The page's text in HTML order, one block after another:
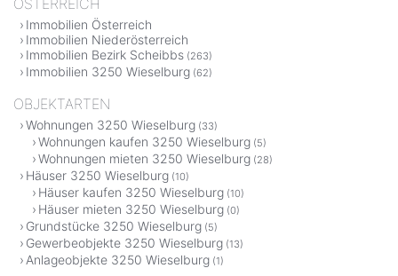
Immobilien Österreich
Immobilien Niederösterreich
Immobilien Bezirk Scheibbs (263)
Immobilien 3250 Wieselburg (62)
OBJEKTARTEN
Wohnungen 3250 Wieselburg (33)
Wohnungen kaufen 3250 Wieselburg (5)
Wohnungen mieten 3250 Wieselburg (28)
Häuser 3250 Wieselburg (10)
Häuser kaufen 3250 Wieselburg (10)
Häuser mieten 3250 Wieselburg (0)
Grundstücke 3250 Wieselburg (5)
Gewerbeobjekte 3250 Wieselburg (13)
Anlageobjekte 3250 Wieselburg (1)